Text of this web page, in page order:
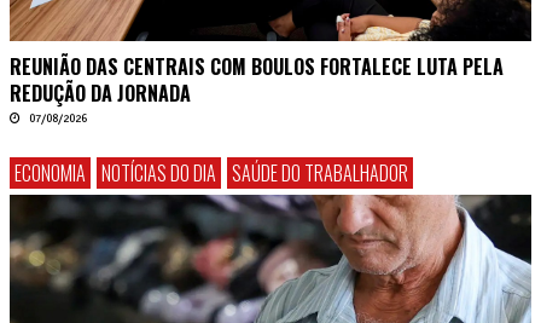
REUNIÃO DAS CENTRAIS COM BOULOS FORTALECE LUTA PELA
REDUÇÃO DA JORNADA
07/08/2026
ECONOMIA NOTÍCIAS DO DIA SAÚDE DO TRABALHADOR